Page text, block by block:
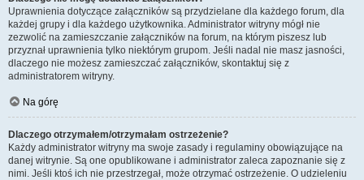
Uprawnienia dotyczące załączników są przydzielane dla każdego forum, dla
każdej grupy i dla każdego użytkownika. Administrator witryny mógł nie
zezwolić na zamieszczanie załączników na forum, na którym piszesz lub
przyznał uprawnienia tylko niektórym grupom. Jeśli nadal nie masz jasności,
dlaczego nie możesz zamieszczać załączników, skontaktuj się z
administratorem witryny.
Na górę
Dlaczego otrzymałem/otrzymałam ostrzeżenie?
Każdy administrator witryny ma swoje zasady i regulaminy obowiązujące na
danej witrynie. Są one opublikowane i administrator zaleca zapoznanie się z
nimi. Jeśli ktoś ich nie przestrzegał, może otrzymać ostrzeżenie. O udzieleniu